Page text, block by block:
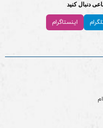
دنبال کنید
اینستاگرام